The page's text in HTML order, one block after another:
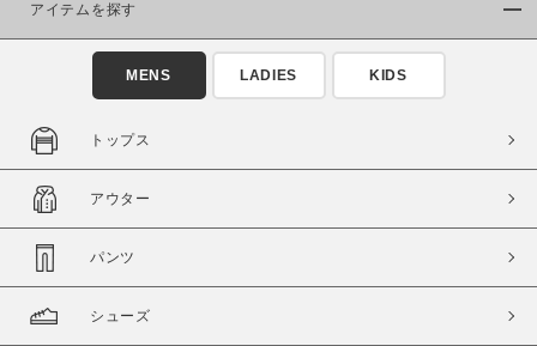
商品タイプ
通常商品
セール価格 WEB限定
在庫
在庫あり
アイテムを探す
MENS LADIES KIDS
トップス
アウター
パンツ
シューズ